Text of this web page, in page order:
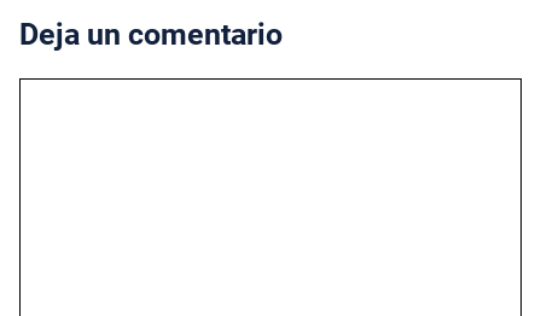
Deja un comentario